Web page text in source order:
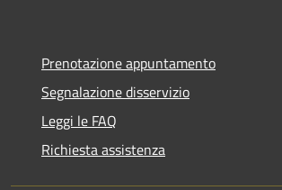
Prenotazione appuntamento
Segnalazione disservizio
Leggi le FAQ
Richiesta assistenza